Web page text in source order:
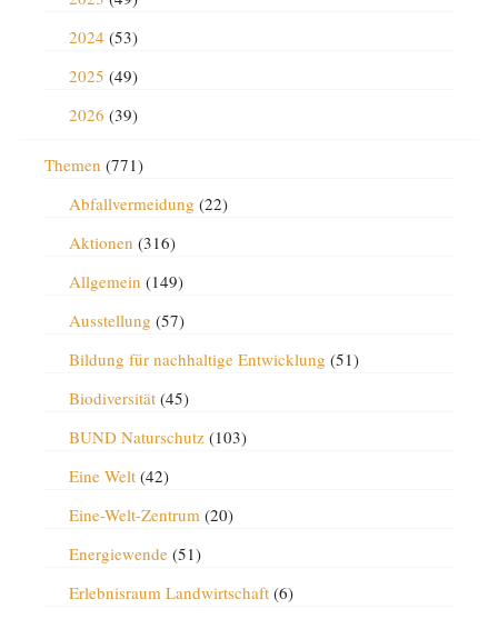
2024 (53)
2025 (49)
2026 (39)
Themen (771)
Abfallvermeidung (22)
Aktionen (316)
Allgemein (149)
Ausstellung (57)
Bildung für nachhaltige Entwicklung (51)
Biodiversität(45)
BUND Naturschutz(103)
Eine Welt(42)
Eine-Welt-Zentrum(20)
Energiewende(51)
Erlebnisraum Landwirtschaft(6)